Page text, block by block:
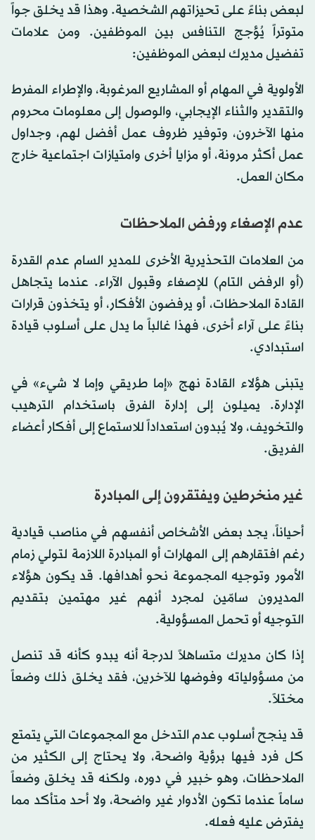
لبعض بناءً على تحيزاتهم الشخصية. وهذا قد يخلق جواً
متوتراً يُؤجج التنافس بين الموظفين. ومن علامات
تفضيل مديرك لبعض الموظفين:
الأولوية في المهام أو المشاريع المرغوبة، والإطراء المفرط
والتقدير والثناء الإيجابي، والوصول إلى معلومات محروم
منها الآخرون، وتوفير ظروف عمل أفضل لهم، وجداول
عمل أكثر مرونة، أو مزايا أخرى وامتيازات اجتماعية خارج
مكان العمل.
عدم الإصغاء ورفض الملاحظات
من العلامات التحذيرية الأخرى للمدير السام عدم القدرة
(أو الرفض التام) للإصغاء وقبول الآراء. عندما يتجاهل
القادة الملاحظات، أو يرفضون الأفكار، أو يتخذون قرارات
بناءً على آراء أخرى، فهذا غالباً ما يدل على أسلوب قيادة
استبدادي.
يتبنى هؤلاء القادة نهج «إما طريقي وإما لا شيء» في
الإدارة. يميلون إلى إدارة الفرق باستخدام الترهيب
والتخويف، ولا يُبدون استعداداً للاستماع إلى أفكار أعضاء
الفريق.
غير منخرطين ويفتقرون إلى المبادرة
أحياناً، يجد بعض الأشخاص أنفسهم في مناصب قيادية
رغم افتقارهم إلى المهارات أو المبادرة اللازمة لتولي زمام
الأمور وتوجيه المجموعة نحو أهدافها. قد يكون هؤلاء
المديرون سامّين لمجرد أنهم غير مهتمين بتقديم
التوجيه أو تحمل المسؤولية.
إذا كان مديرك متساهلاً لدرجة أنه يبدو كأنه قد تنصل
من مسؤولياته وفوضها للآخرين، فقد يخلق ذلك وضعاً
مختلاً.
قد ينجح أسلوب عدم التدخل مع المجموعات التي يتمتع
كل فرد فيها برؤية واضحة، ولا يحتاج إلى الكثير من
الملاحظات، وهو خبير في دوره، ولكنه قد يخلق وضعاً
ساماً عندما تكون الأدوار غير واضحة، ولا أحد متأكد مما
يفترض عليه فعله.